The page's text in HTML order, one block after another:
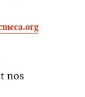
nos